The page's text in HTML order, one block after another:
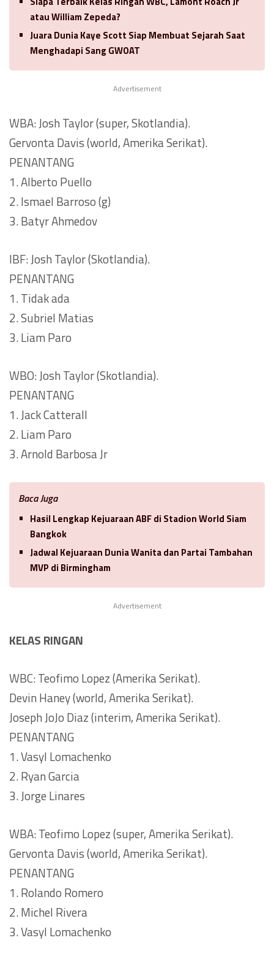
atau William Zepeda?
Juara Dunia Kaye Scott Siap Membuat Sejarah Saat
Menghadapi Sang GWOAT
Advertisement
WBA: Josh Taylor (super, Skotlandia).
Gervonta Davis (world, Amerika Serikat).
PENANTANG
1. Alberto Puello
2. Ismael Barroso (g)
3. Batyr Ahmedov
IBF: Josh Taylor (Skotlandia).
PENANTANG
1. Tidak ada
2. Subriel Matias
3. Liam Paro
WBO: Josh Taylor (Skotlandia).
PENANTANG
1. Jack Catterall
2. Liam Paro
3. Arnold Barbosa Jr
Baca Juga
Hasil Lengkap Kejuaraan ABF di Stadion World Siam
Bangkok
Jadwal Kejuaraan Dunia Wanita dan Partai Tambahan
MVP di Birmingham
Advertisement
KELAS RINGAN
WBC: Teofimo Lopez (Amerika Serikat).
Devin Haney (world, Amerika Serikat).
Joseph JoJo Diaz (interim, Amerika Serikat).
PENANTANG
1. Vasyl Lomachenko
2. Ryan Garcia
3. Jorge Linares
WBA: Teofimo Lopez (super, Amerika Serikat).
Gervonta Davis (world, Amerika Serikat).
PENANTANG
1. Rolando Romero
2. Michel Rivera
3. Vasyl Lomachenko